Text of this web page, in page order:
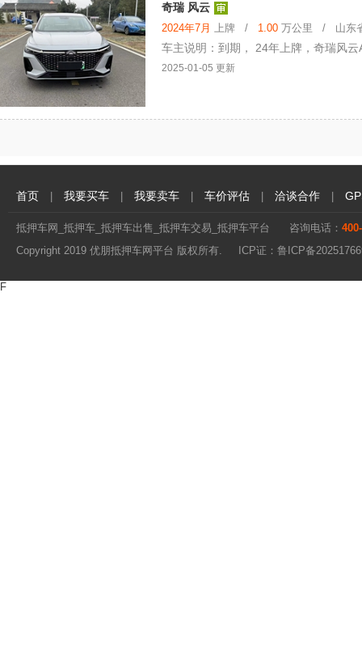
奇瑞 风云
2024年7月 上牌 / 1.00 万公里 / 山东省
车主说明：到期， 24年上牌，奇瑞风
2025-01-05 更新
首页 我要买车 我要卖车 车价评估 洽谈合作
抵押车网_抵押车_抵押车出售_抵押车交易_抵押车平台 咨询电话：
Copyright 2019 优朋抵押车网平台 版权所有. ICP证： 鲁ICP备
F